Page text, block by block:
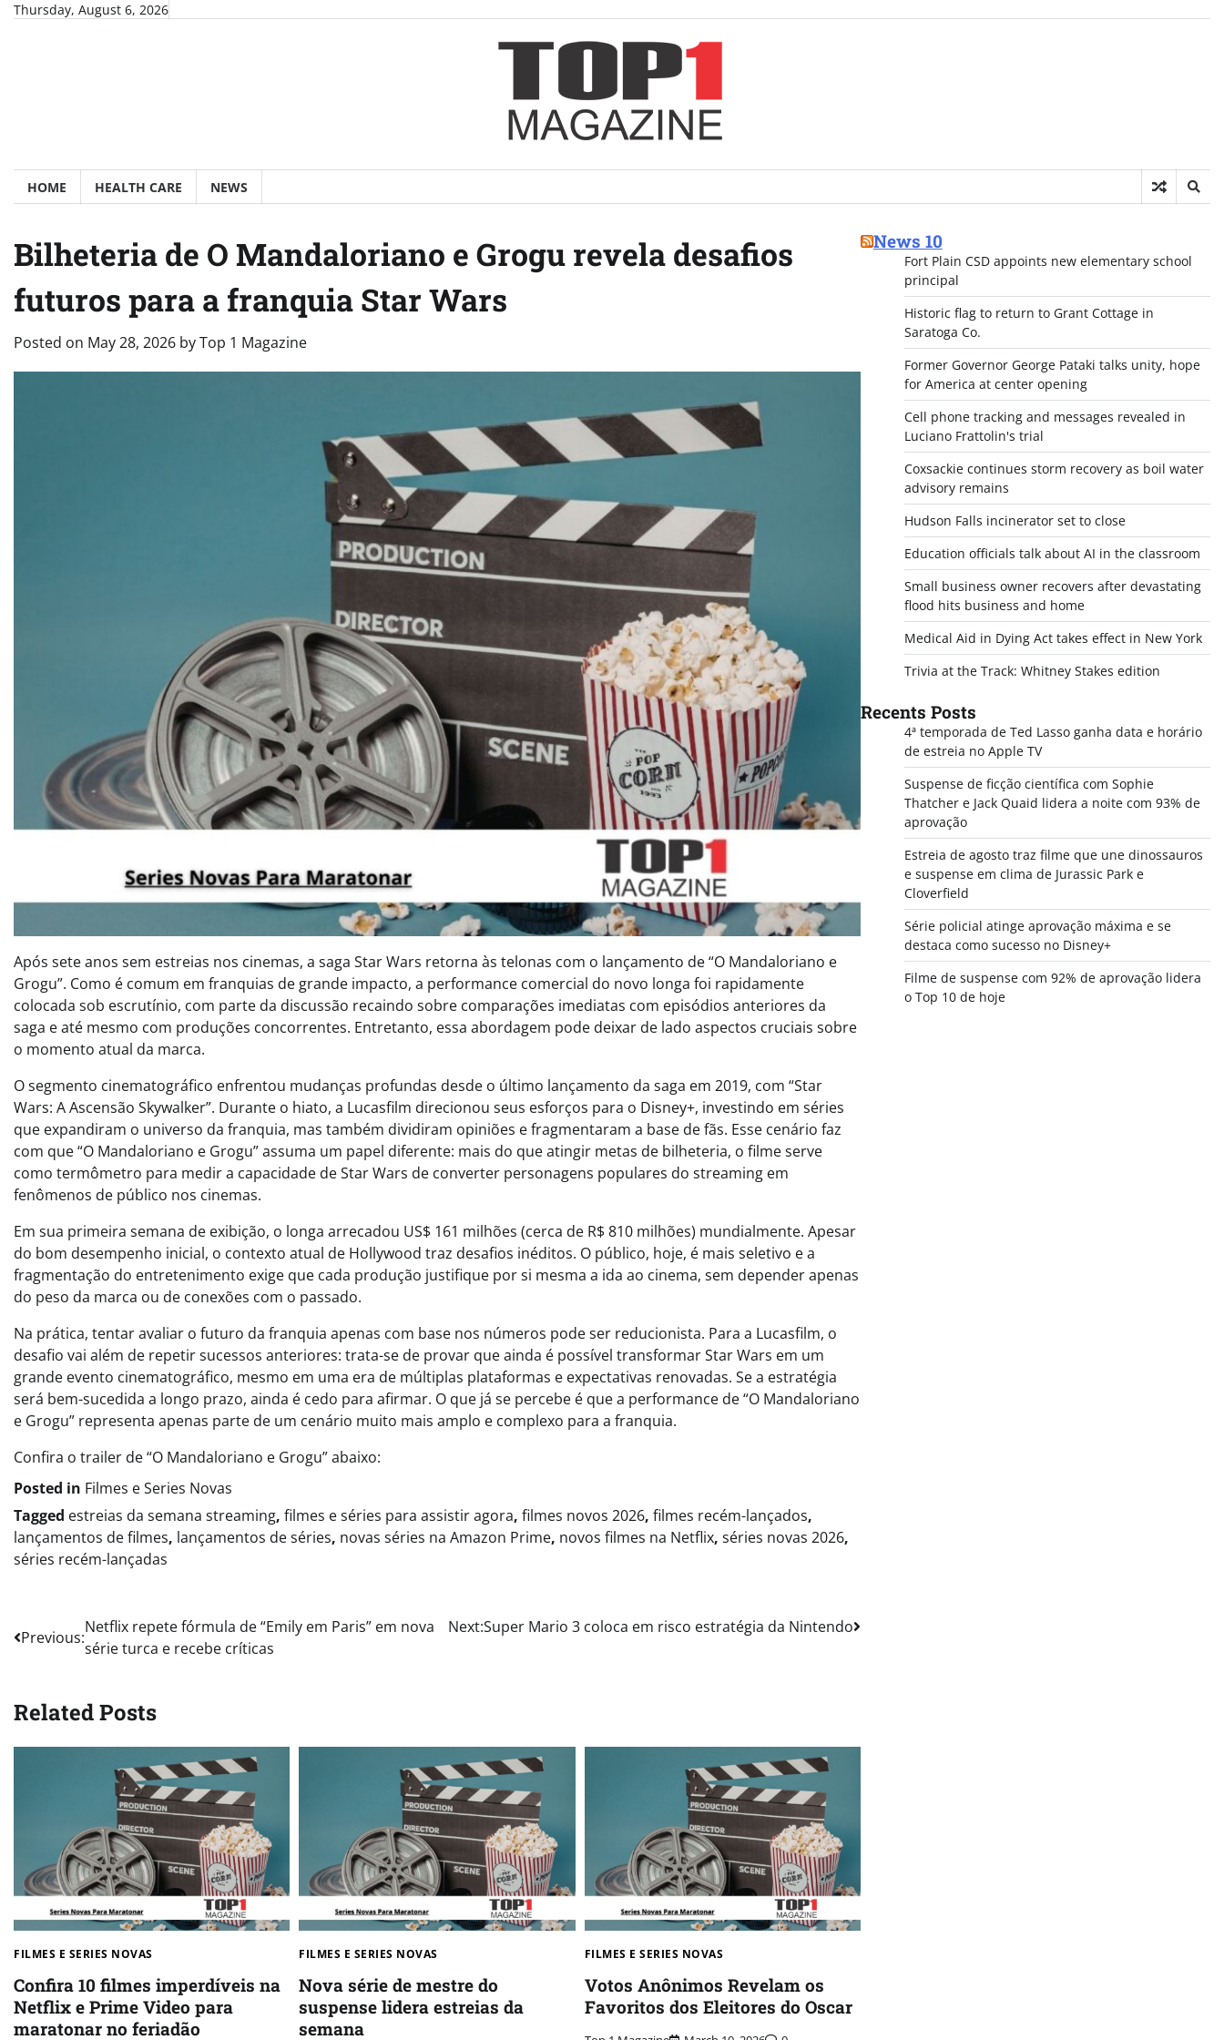
SkipThursday, August 6, 2026
HOME HEALTH CARE NEWS
Bilheteria de O Mandaloriano e Grogu revela desafios
futuros para a franquia Star Wars
Posted on May 28, 2026 byTop 1 Magazine
Após sete anos sem estreias nos cinemas, a saga Star Wars retorna às telonas com o lançamento de “O Mandaloriano e
Grogu”. Como é comum em franquias de grande impacto, a performance comercial do novo longa foi rapidamente
colocada sob escrutínio, com parte da discussão recaindo sobre comparações imediatas com episódios anteriores da
saga e até mesmo com produções concorrentes. Entretanto, essa abordagem pode deixar de lado aspectos cruciais sobre
o momento atual da marca.
O segmento cinematográfico enfrentou mudanças profundas desde o último lançamento da saga em 2019, com “Star
Wars: A Ascensão Skywalker”. Durante o hiato, a Lucasfilm direcionou seus esforços para o Disney+, investindo em séries
que expandiram o universo da franquia, mas também dividiram opiniões e fragmentaram a base de fãs. Esse cenário faz
com que “O Mandaloriano e Grogu” assuma um papel diferente: mais do que atingir metas de bilheteria, o filme serve
como termômetro para medir a capacidade de Star Wars de converter personagens populares do streaming em
fenômenos de público nos cinemas.
Em sua primeira semana de exibição, o longa arrecadou US$ 161 milhões (cerca de R$ 810 milhões) mundialmente. Apesar
do bom desempenho inicial, o contexto atual de Hollywood traz desafios inéditos. O público, hoje, é mais seletivo e a
fragmentação do entretenimento exige que cada produção justifique por si mesma a ida ao cinema, sem depender apenas
do peso da marca ou de conexões com o passado.
Na prática, tentar avaliar o futuro da franquia apenas com base nos números pode ser reducionista. Para a Lucasfilm, o
desafio vai além de repetir sucessos anteriores: trata-se de provar que ainda é possível transformar Star Wars em um
grande evento cinematográfico, mesmo em uma era de múltiplas plataformas e expectativas renovadas. Se a estratégia
será bem-sucedida a longo prazo, ainda é cedo para afirmar. O que já se percebe é que a performance de “O Mandaloriano
e Grogu” representa apenas parte de um cenário muito mais amplo e complexo para a franquia.
Confira o trailer de “O Mandaloriano e Grogu” abaixo:
Posted in Filmes e Series Novas​
Tagged estreias da semana streaming, filmes e séries para assistir agora, filmes novos 2026, filmes recém-lançados,
lançamentos de filmes, lançamentos de séries, novas séries na Amazon Prime, novos filmes na Netflix, séries novas 2026,
séries recém-lançadas
Post
navigation
Previous:
Netflix repete fórmula de “Emily em Paris” em nova
série turca e recebe críticas
Next:Super Mario 3 coloca em risco estratégia da Nintendo
Related Posts
FILMES E SERIES NOVAS​
Confira 10 filmes imperdíveis na
Netflix e Prime Video para
maratonar no feriadão
FILMES E SERIES NOVAS​
Nova série de mestre do
suspense lidera estreias da
semana
FILMES E SERIES NOVAS​
Votos Anônimos Revelam os
Favoritos dos Eleitores do Oscar
News 10
Fort Plain CSD appoints new elementary school
principal
Historic flag to return to Grant Cottage in
Saratoga Co.
Former Governor George Pataki talks unity, hope
for America at center opening
Cell phone tracking and messages revealed in
Luciano Frattolin's trial
Coxsackie continues storm recovery as boil water
advisory remains
Hudson Falls incinerator set to close
Education officials talk about AI in the classroom
Small business owner recovers after devastating
flood hits business and home
Medical Aid in Dying Act takes effect in New York
Trivia at the Track: Whitney Stakes edition
Recents Posts
4ª temporada de Ted Lasso ganha data e horário
de estreia no Apple TV
Suspense de ficção científica com Sophie
Thatcher e Jack Quaid lidera a noite com 93% de
aprovação
Estreia de agosto traz filme que une dinossauros
e suspense em clima de Jurassic Park e
Cloverfield
Série policial atinge aprovação máxima e se
destaca como sucesso no Disney+
Filme de suspense com 92% de aprovação lidera
o Top 10 de hoje